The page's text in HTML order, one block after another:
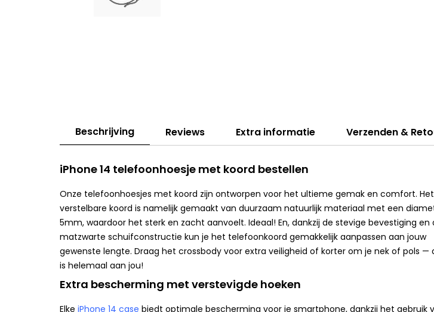
Beschrijving Reviews Extra informatie Verzenden &
iPhone 14 telefoonhoesje met koord bestellen
Onze telefoonhoesjes met koord zijn ontworpen voor het ultieme gemak en comfort. Het
verstelbare koord is namelijk gemaakt van duurzaam natuurlijk materiaal met een
5mm, waardoor het sterk en zacht aanvoelt. Ideaal! En, dankzij de stevige bevestiging en
matzwarte schuifconstructie kun je het telefoonkoord gemakkelijk aanpassen aan jouw
gewenste lengte. Draag het crossbody voor extra veiligheid of korter om je nek of pols —
is helemaal aan jou!
Extra bescherming met verstevigde hoeken
Elke iPhone 14 case biedt optimale bescherming voor je smartphone, dankzij het gebruik